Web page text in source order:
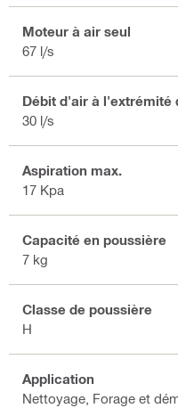
Moteur à air seul
67 l/s
Débit d'air à l'extrémité
30 l/s
Aspiration max.
17 Kpa
Capacité en poussière
7 kg
Classe de poussière
H
Application
Nettoyage, Forage et